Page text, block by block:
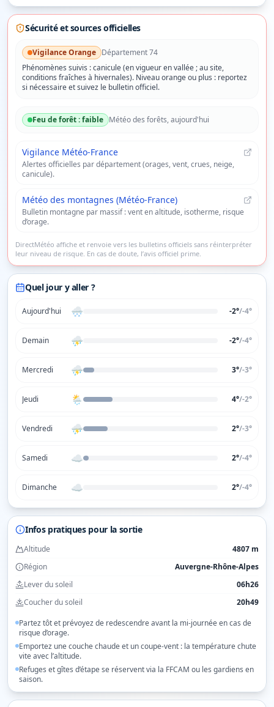
Sécurité et sources officielles
VigilanceOrange Département74
Phénomènes suivis :canicule (en vigueur en vallée ; au site,
conditions fraîches à hivernales). Niveau orange ou plus : reportez
si nécessaire et suivez le bulletin officiel.
Feu de forêt :faible Météo des forêts, aujourd'hui
Vigilance Météo-France
Alertes officielles par département (orages, vent, crues, neige,
canicule).
Météo des montagnes (Météo-France)
Bulletin montagne par massif : vent en altitude, isotherme, risque
d’orage.
DirectMétéo affiche et renvoie vers les bulletins officiels sans réinterpréter
leur niveau de risque. En cas de doute, l’avis officiel prime.
Quel jour y aller ?
Aujourd'hui 🌨️ -2°/-4°
Demain ⛈️ -2°/-4°
Mercredi ⛈️ 3°/-3°
Jeudi 🌦️ 4°/-2°
Vendredi ⛈️ 2°/-3°
Samedi ☁️ 2°/-4°
Dimanche ☁️ 2°/-4°
Infos pratiques pour la sortie
Altitude
4807 m
Région
Auvergne-Rhône-Alpes
Lever du soleil
06h26
Coucher du soleil
20h49
Partez tôt et prévoyez de redescendre avant la mi-journée en cas de
risque d’orage.
Emportez une couche chaude et un coupe-vent : la température chute
vite avec l’altitude.
Refuges et gîtes d’étape se réservent via la FFCAM ou les gardiens en
saison.